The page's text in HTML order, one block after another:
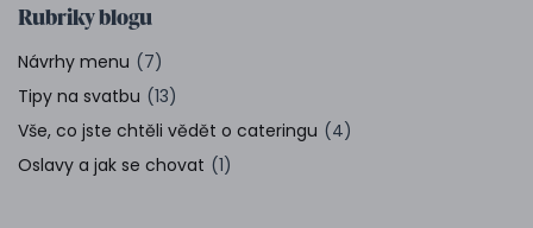
Rubriky blogu
Návrhy menu (7)
Tipy na svatbu (13)
Vše, co jste chtěli vědět o cateringu (4)
Oslavy a jak se chovat (1)